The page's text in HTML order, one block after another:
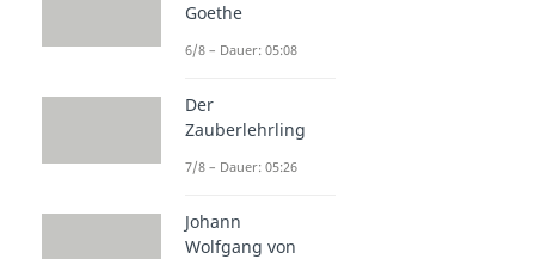
Goethe
6/8 – Dauer: 05:08
Der
Zauberlehrling
7/8 – Dauer: 05:26
Johann
Wolfgang von